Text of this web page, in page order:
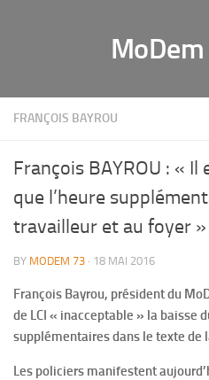
FRANÇOIS BAYROU
François BAYROU : «
que l’heure
travailleur et au foyer »
BY MODEM 73 · 18 MAI 2016
François Bayrou, président du
de LCI « inacceptable » la baisse
supplémentaires dans le texte de
Les policiers manifestent